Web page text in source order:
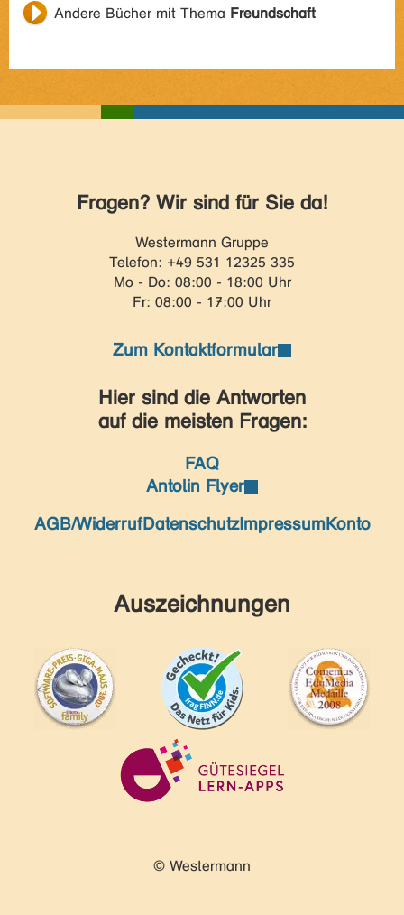
Andere Bücher mit Thema Freundschaft